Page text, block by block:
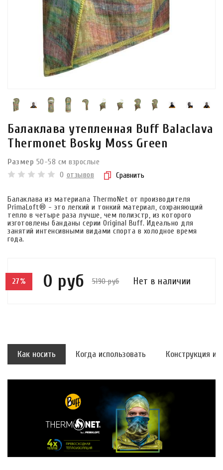
Балаклава утепленная Buff Balaclava
Thermonet Bosky Moss Green
Размер 50-58 см взрослые
0 отзывов Сравнить
Балаклава из материала ThermoNet от производителя
PrimaLoft® - это легкий и тонкий материал, сохраняющий
тепло в четыре раза лучше, чем полиэстр, из которого
изготовлены банданы серии Original Buff. Идеально для
занятий интенсивными видами спорта в холодное время
года.
27% 0 руб 5190 руб Нет в наличии
Как носить Когда использовать Конструкция и